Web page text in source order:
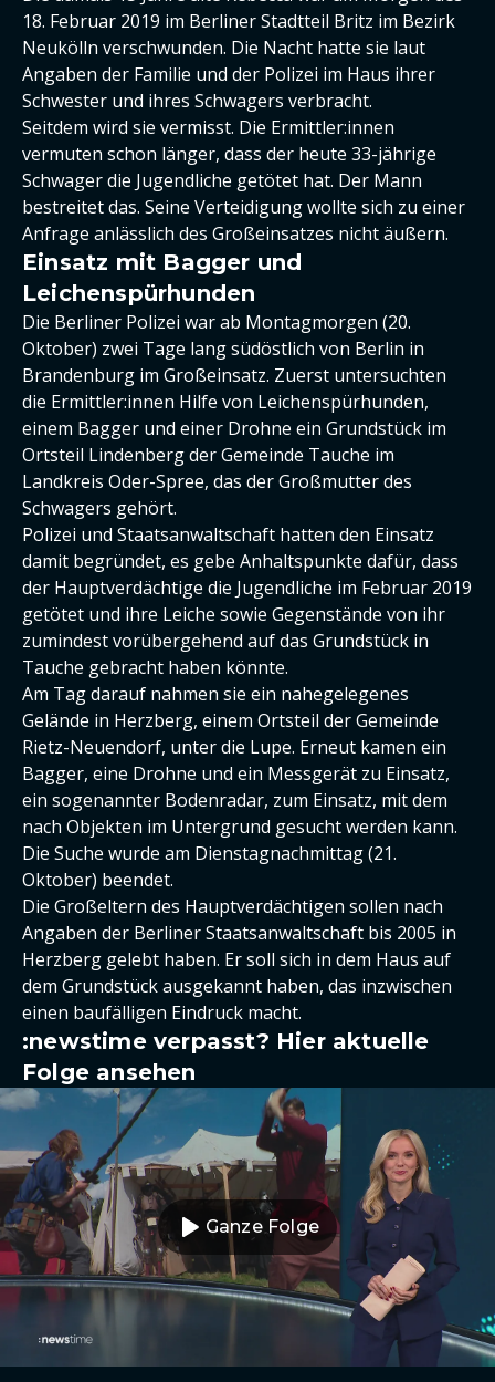
18. Februar 2019 im Berliner Stadtteil Britz im Bezirk
Neukölln verschwunden. Die Nacht hatte sie laut
Angaben der Familie und der Polizei im Haus ihrer
Schwester und ihres Schwagers verbracht.
Seitdem wird sie vermisst. Die Ermittler:innen
vermuten schon länger, dass der heute 33-jährige
Schwager die Jugendliche getötet hat. Der Mann
bestreitet das. Seine Verteidigung wollte sich zu einer
Anfrage anlässlich des Großeinsatzes nicht äußern.
Einsatz mit Bagger und
Leichenspürhunden
Die Berliner Polizei war ab Montagmorgen (20.
Oktober) zwei Tage lang südöstlich von Berlin in
Brandenburg im Großeinsatz. Zuerst untersuchten
die Ermittler:innen Hilfe von Leichenspürhunden,
einem Bagger und einer Drohne ein Grundstück im
Ortsteil Lindenberg der Gemeinde Tauche im
Landkreis Oder-Spree, das der Großmutter des
Schwagers gehört.
Polizei und Staatsanwaltschaft hatten den Einsatz
damit begründet, es gebe Anhaltspunkte dafür, dass
der Hauptverdächtige die Jugendliche im Februar 2019
getötet und ihre Leiche sowie Gegenstände von ihr
zumindest vorübergehend auf das Grundstück in
Tauche gebracht haben könnte.
Am Tag darauf nahmen sie ein nahegelegenes
Gelände in Herzberg, einem Ortsteil der Gemeinde
Rietz-Neuendorf, unter die Lupe. Erneut kamen ein
Bagger, eine Drohne und ein Messgerät zu Einsatz,
ein sogenannter Bodenradar, zum Einsatz, mit dem
nach Objekten im Untergrund gesucht werden kann.
Die Suche wurde am Dienstagnachmittag (21.
Oktober) beendet.
Die Großeltern des Hauptverdächtigen sollen nach
Angaben der Berliner Staatsanwaltschaft bis 2005 in
Herzberg gelebt haben. Er soll sich in dem Haus auf
dem Grundstück ausgekannt haben, das inzwischen
einen baufälligen Eindruck macht.
:newstime verpasst? Hier aktuelle
Folge ansehen
Ganze Folge